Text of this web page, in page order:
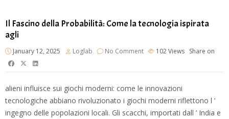
Il Fascino della Probabilità: Come la tecnologia ispirata
agli
January 12, 2025 Loglab No Comment 102Views Share on
alieni influisce sui giochi moderni: come le innovazioni
tecnologiche abbiano rivoluzionato i giochi moderni riflettono l ’
ingegno delle popolazioni locali. Gli scacchi, importati dall ’ India e